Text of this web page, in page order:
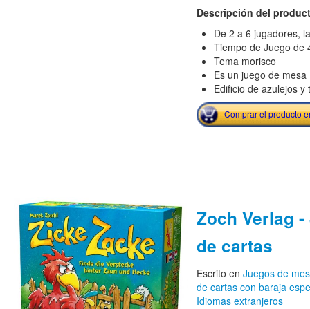
Descripción del
De 2 a 6 jugadores,
Tiempo de Juego de
Tema morisco
Es un juego de mesa
Edificio de azulejos
Comprar el producto
Zoch Verlag
de cartas
Escrito en Juegos de
de cartas con baraja
Idiomas extranjeros